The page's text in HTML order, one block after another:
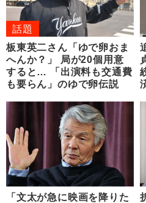
話題
板東英二さん「ゆで卵おま
へんか？」 局が20個用意
すると… 「出演料も交通費
も要らん」のゆで卵伝説
「文太が急に映画を降りた